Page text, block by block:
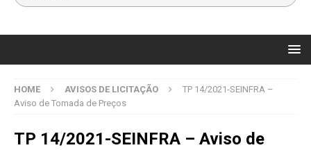
HOME AVISOS DE LICITAÇÃO
TP 14/2021-SEINFRA –
Aviso de Tomada de Preços
TP 14/2021-SEINFRA – Aviso de